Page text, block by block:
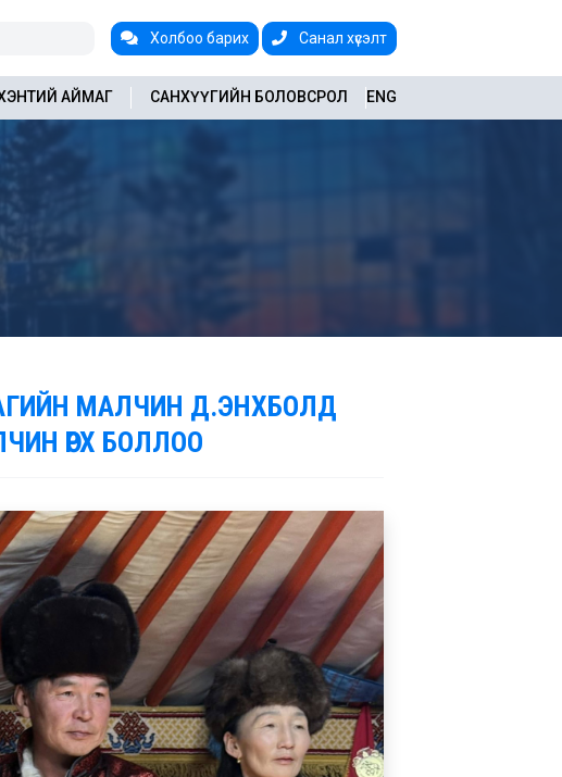
Холбоо барих Санал хүсэлт
ENG
АЙМАГ САНХҮҮГИЙН БОЛОВСРОЛ
МАЛЧИН Д.ЭНХБОЛД
ӨРХ БОЛЛОО